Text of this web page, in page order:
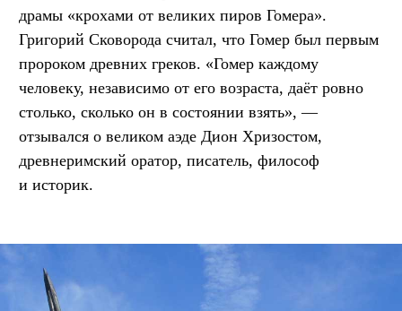
драмы «крохами от великих пиров Гомера».
Григорий Сковорода считал, что Гомер был первым
пророком древних греков. «Гомер каждому
человеку, независимо от его возраста, даёт ровно
столько, сколько он в состоянии взять», —
отзывался о великом аэде Дион Хризостом,
древнеримский оратор, писатель, философ
и историк.